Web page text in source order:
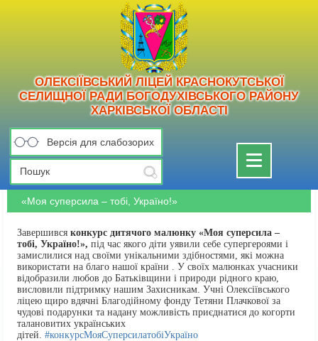
ОЛЕКСІЇВСЬКИЙ ЛІЦЕЙ КРАСНОКУТСЬКОЇ
СЕЛИЩНОЇ РАДИ БОГОДУХІВСЬКОГО РАЙОНУ
ХАРКІВСЬКОЇ ОБЛАСТІ
Версія для слабозорих
Toggle
navigation
«Моя суперсила – тобі, Україно!»
Завершився конкурс дитячого малюнку «Моя суперсила –
тобі, Україно!», під час якого діти уявили себе супергероями і
замислилися над своїми унікальними здібностями, які можна
використати на благо нашої країни . У своїх малюнках учасники
відобразили любов до Батьківщини і природи рідного краю,
висловили підтримку нашим Захисникам. Учні Олексіївського
ліцею щиро вдячні Благодійному фонду Тетяни Плачкової за
чудові подарунки та надану можливість приєднатися до когорти
талановитих українських
дітей. #конкурсМояСуперсилатобіУкраїно